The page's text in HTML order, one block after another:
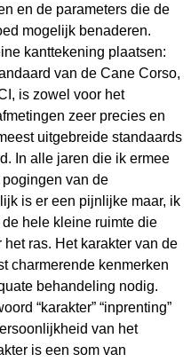
en de parameters die de
mogelijk benaderen.
kanttekening plaatsen:
van de Cane Corso,
is zowel voor het
zeer precies en
uitgebreide standaards
In alle jaren die ik ermee
van de
is er een pijnlijke maar, ik
hele kleine ruimte die
ras. Het karakter van de
charmerende kenmerken
behandeling nodig.
“karakter” “inprenting”
van het
is een som van